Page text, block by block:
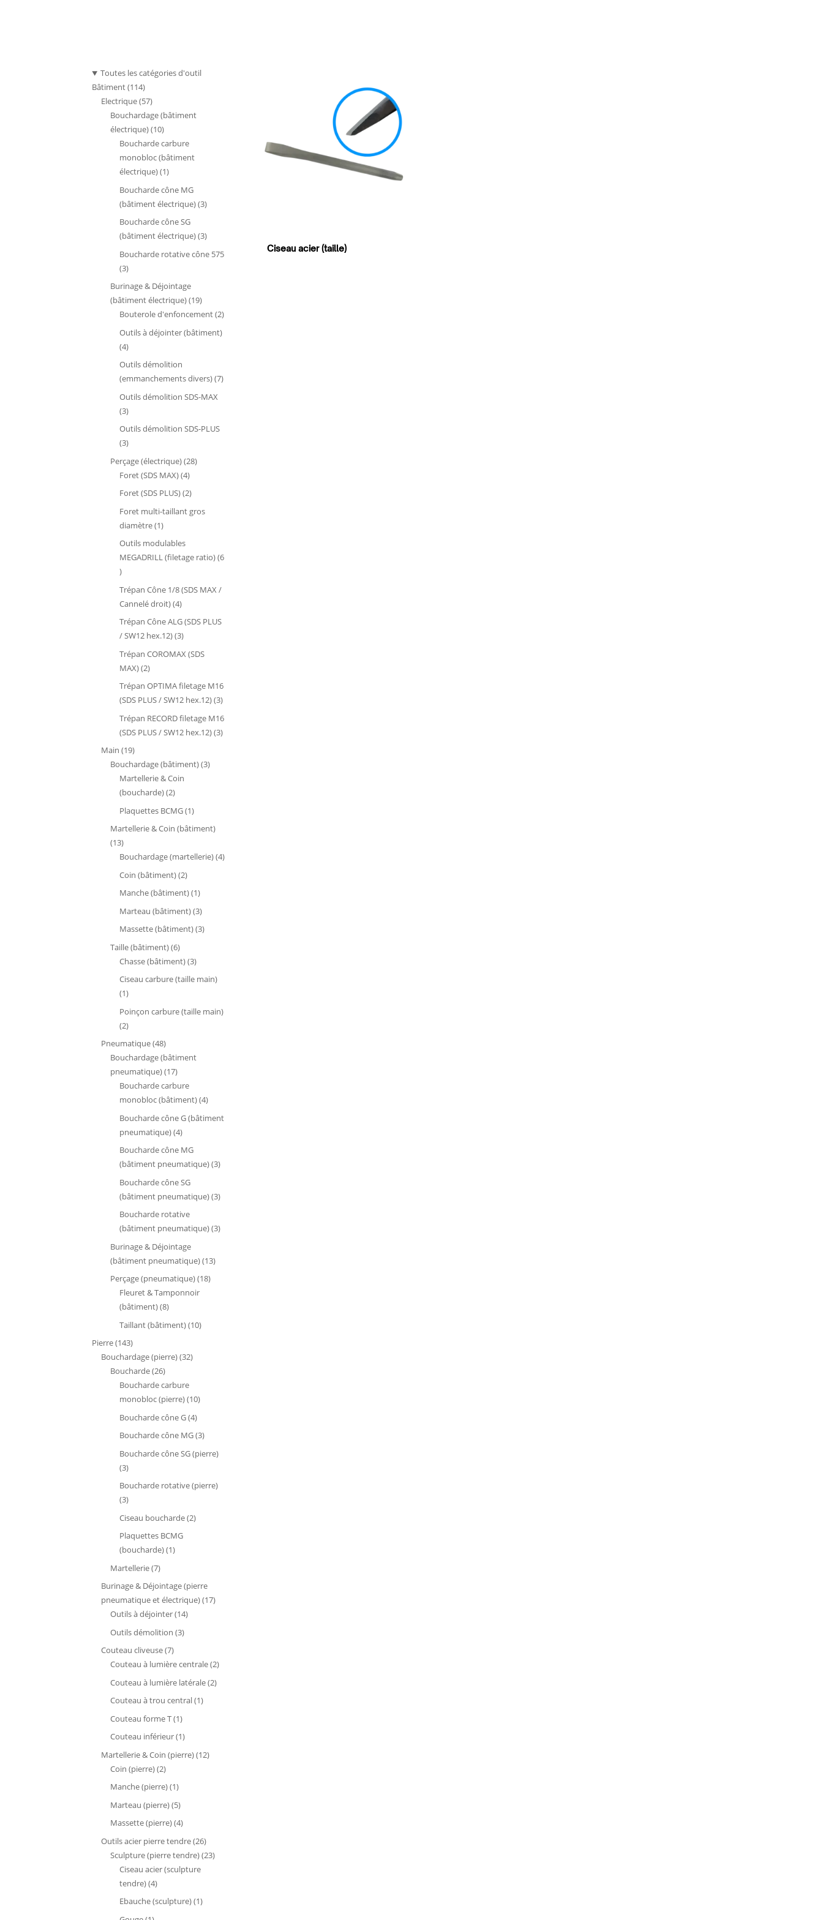
Toutes les catégories d'outil
Bâtiment 114114
produits
Electrique 5757
produits
Bouchardage (bâtiment
électrique) 1010
produits
Boucharde carbure
monobloc (bâtiment
électrique) 11
produit
Boucharde cône MG
(bâtiment électrique) 33
Boucharde cône SG
(bâtiment électrique) 33
produits
Boucharde rotative cône 575
33
produits
Burinage & Déjointage
(bâtiment électrique) 1919
produits
Bouterole d'enfoncement 22
Outils à déjointer (bâtiment)
44
produits
Outils démolition
(emmanchements divers) 77
Outils démolition SDS-MAX
33
produits
Outils démolition SDS-PLUS
33
produits
Perçage (électrique) 2828
Foret (SDS MAX) 44
produits
Foret (SDS PLUS) 22
Foret multi-taillant gros
diamètre 11
produit
Outils modulables
MEGADRILL (filetage ratio) 6
6
produits
Trépan Cône 1/8 (SDS MAX /
Cannelé droit) 44
produits
Trépan Cône ALG (SDS PLUS
/ SW12 hex.12) 33
produits
Trépan COROMAX (SDS
MAX) 22
produits
Trépan OPTIMA filetage M16
(SDS PLUS / SW12 hex.12) 33
produits
Trépan RECORD filetage M16
(SDS PLUS / SW12 hex.12) 33
Main 1919
produits
Bouchardage (bâtiment) 33
Martellerie & Coin
(boucharde) 22
produits
Plaquettes BCMG 11
produit
Martellerie & Coin (bâtiment)
1313
produits
Bouchardage (martellerie) 44
Coin (bâtiment) 22
produits
Manche (bâtiment) 11
produit
Marteau (bâtiment) 33
produits
Massette (bâtiment) 33
Taille (bâtiment) 66
produits
Chasse (bâtiment) 33
produits
Ciseau carbure (taille main)
11
produit
Poinçon carbure (taille main)
22
produits
Pneumatique 4848
produits
Bouchardage (bâtiment
pneumatique) 1717
produits
Boucharde carbure
monobloc (bâtiment) 44
produits
Boucharde cône G (bâtiment
pneumatique) 44
produits
Boucharde cône MG
(bâtiment pneumatique) 33
Boucharde cône SG
(bâtiment pneumatique) 33
Boucharde rotative
(bâtiment pneumatique) 33
Burinage & Déjointage
(bâtiment pneumatique) 1313
Perçage (pneumatique) 1818
Fleuret & Tamponnoir
(bâtiment) 88
produits
Taillant (bâtiment) 1010
Pierre 143143
produits
Bouchardage (pierre) 3232
Boucharde 2626
produits
Boucharde carbure
monobloc (pierre) 1010
Boucharde cône G 44
produits
Boucharde cône MG 33
produits
Boucharde cône SG (pierre)
33
produits
Boucharde rotative (pierre)
33
produits
Ciseau boucharde 22
Plaquettes BCMG
(boucharde) 11
Martellerie 77
produits
Burinage & Déjointage (pierre
pneumatique et électrique) 1717
Outils à déjointer 1414
Outils démolition 33
Couteau cliveuse 77
produits
Couteau à lumière centrale 22
Couteau à lumière latérale 22
Couteau à trou central 11
Couteau forme T 11
produit
Couteau inférieur 11
produit
Martellerie & Coin (pierre) 1212
Coin (pierre) 22
produits
Manche (pierre) 11
produit
Marteau (pierre) 55
produits
Massette (pierre) 44
produits
Outils acier pierre tendre 2626
produits
Sculpture (pierre tendre) 2323
Ciseau acier (sculpture
tendre) 44
produits
Ebauche (sculpture) 11
Ciseau acier (taille)